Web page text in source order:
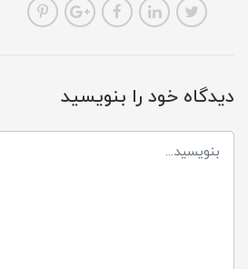
دیدگاه خود را بنویسید